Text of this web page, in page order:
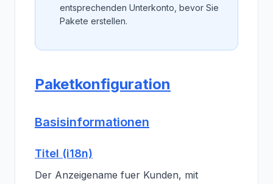
entsprechenden Unterkonto, bevor Sie
Pakete erstellen.
Paketkonfiguration
Basisinformationen
Titel (i18n)
Der Anzeigename fuer Kunden, mit